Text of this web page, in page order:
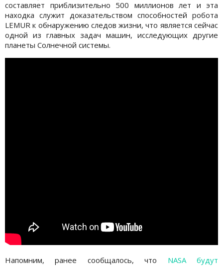
составляет приблизительно 500 миллионов лет и эта
находка служит доказательством способностей робота
LEMUR к обнаружению следов жизни, что является сейчас
одной из главных задач машин, исследующих другие
планеты Солнечной системы.
Напомним, ранее сообщалось, что NASA будут